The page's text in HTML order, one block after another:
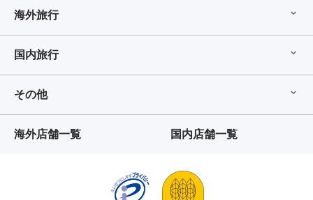
海外旅行
国内旅行
その他
海外店舗一覧 国内店舗一覧